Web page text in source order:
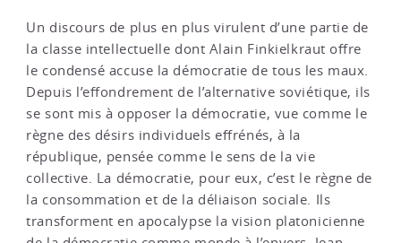
Un discours de plus en plus virulent d’une partie de
la classe intellectuelle dont Alain Finkielkraut offre
le condensé accuse la démocratie de tous les maux.
Depuis l’effondrement de l’alternative soviétique, ils
se sont mis à opposer la démocratie, vue comme le
règne des désirs individuels effrénés, à la
république, pensée comme le sens de la vie
collective. La démocratie, pour eux, c’est le règne de
la consommation et de la déliaison sociale. Ils
transforment en apocalypse la vision platonicienne